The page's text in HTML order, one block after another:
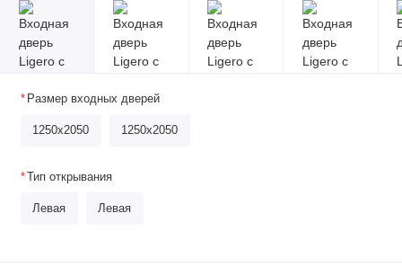
Размер входных дверей
1250х2050 1250х2050
Тип открывания
Левая Левая